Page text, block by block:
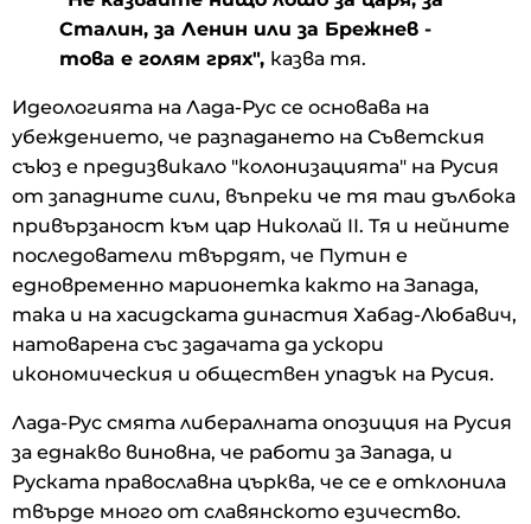
Сталин, за Ленин или за Брежнев -
това е голям грях", казва тя.
Идеологията на Лада-Рус се основава на
убеждението, че разпадането на Съветския
съюз е предизвикало "колонизацията" на Русия
от западните сили, въпреки че тя таи дълбока
привързаност към цар Николай II. Тя и нейните
последователи твърдят, че Путин е
едновременно марионетка както на Запада,
така и на хасидската династия Хабад-Любавич,
натоварена със задачата да ускори
икономическия и обществен упадък на Русия.
Лада-Рус смята либералната опозиция на Русия
за еднакво виновна, че работи за Запада, и
Руската православна църква, че се е отклонила
твърде много от славянското езичество.